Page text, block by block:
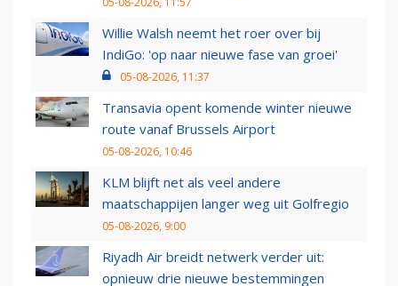
Willie Walsh neemt het roer over bij
IndiGo: 'op naar nieuwe fase van groei'
05-08-2026, 11:37
Transavia opent komende winter nieuwe
route vanaf Brussels Airport
05-08-2026, 10:46
KLM blijft net als veel andere
maatschappijen langer weg uit Golfregio
05-08-2026, 9:00
Riyadh Air breidt netwerk verder uit:
opnieuw drie nieuwe bestemmingen